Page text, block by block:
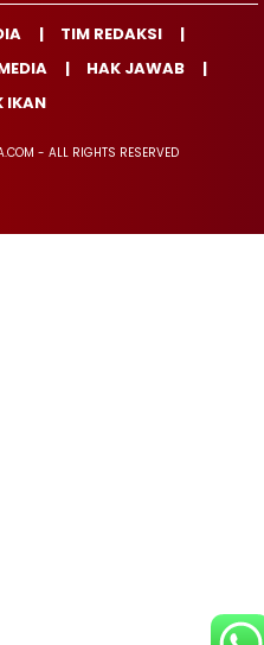
TIM REDAKSI
HAK JAWAB
IKAN
- ALL RIGHTS RESERVED